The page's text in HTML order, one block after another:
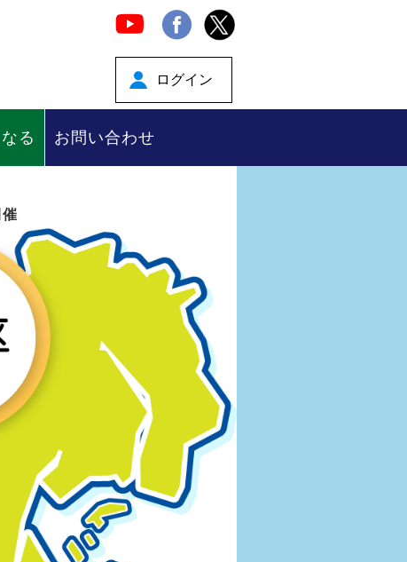
ログイン
る お問い合わせ